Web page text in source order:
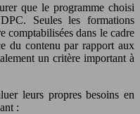
que le programme choisi
Seules les formations
comptabilisées dans le cadre
du contenu par rapport aux
un critère important à
leurs propres besoins en
: